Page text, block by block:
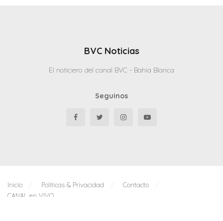
BVC Noticias
El noticiero del canal BVC - Bahia Blanca
Seguinos
Inicio Politicas & Privacidad
Contacto
CANAL en VIVO